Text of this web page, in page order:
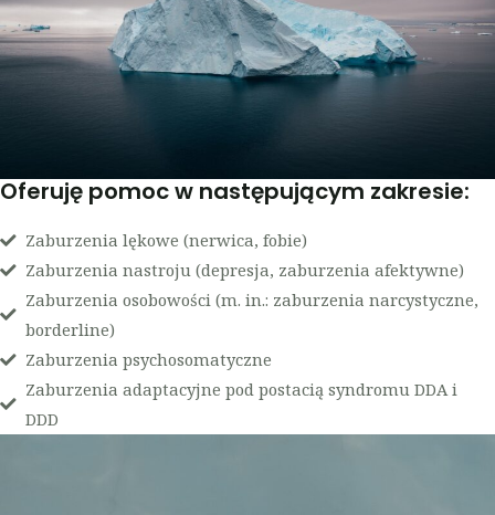
Oferuję pomoc w następującym zakresie:
Zaburzenia lękowe (nerwica, fobie)
Zaburzenia nastroju (depresja, zaburzenia afektywne)
Zaburzenia osobowości (m. in.: zaburzenia narcystyczne,
borderline)
Zaburzenia psychosomatyczne
Zaburzenia adaptacyjne pod postacią syndromu DDA i
DDD